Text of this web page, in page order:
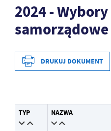
2024 - Wybory
samorządowe
Wytworzył
DRUKUJ DOKUMENT
TYP NAZWA